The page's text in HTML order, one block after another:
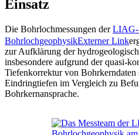
Einsatz
Die Bohrlochmessungen derLIAG-
BohrlochgeophysikExterner Link
zur Aufklärung der
insbesondere aufgrund der quasi-
Tiefenkorrektur von Bohrkerndaten
Eindringtiefen im Vergleich zu
Bohrkernansprache.